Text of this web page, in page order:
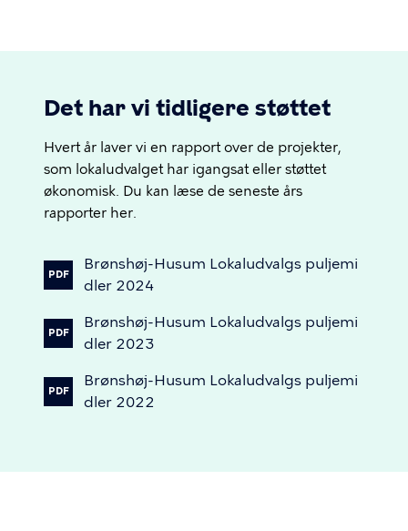
Det har vi tidligere støttet
Hvert år laver vi en rapport over de projekter,
som lokaludvalget har igangsat eller støttet
økonomisk. Du kan læse de seneste års
rapporter her.
PDF
Brønshøj-Husum Lokaludvalgs puljemi
dler 2024
PDF
Brønshøj-Husum Lokaludvalgs puljemi
dler 2023
PDF
Brønshøj-Husum Lokaludvalgs puljemi
dler 2022